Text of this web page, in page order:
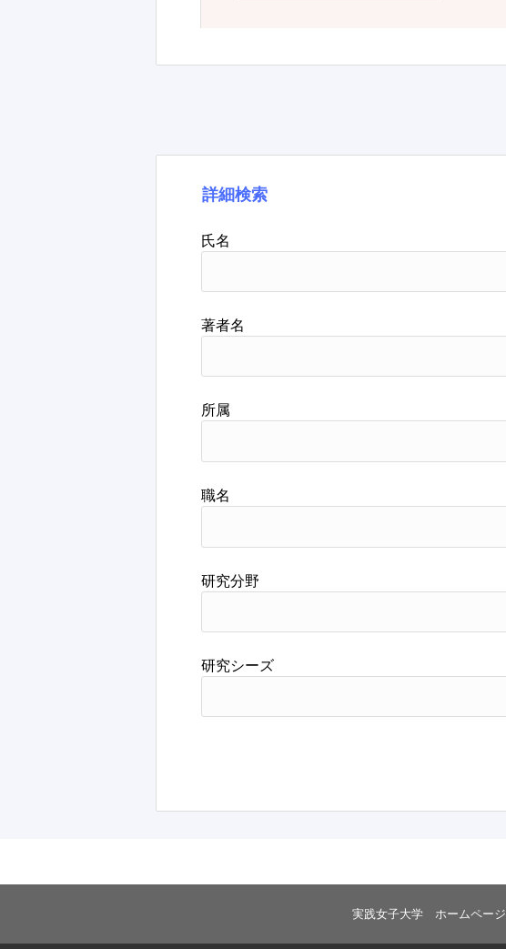
詳細検索
氏名
著者名
所属
職名
研究分野
研究シーズ
実践女子大学 ホームページ